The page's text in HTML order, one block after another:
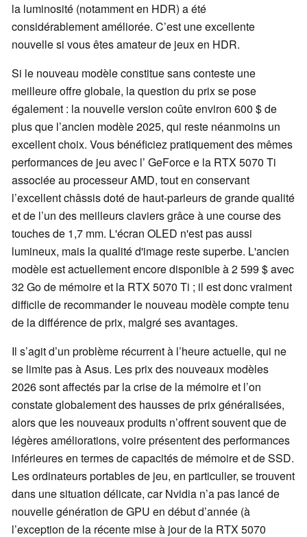
la luminosité (notamment en HDR) a été
considérablement améliorée. C’est une excellente
nouvelle si vous êtes amateur de jeux en HDR.
Si le nouveau modèle constitue sans conteste une
meilleure offre globale, la question du prix se pose
également : la nouvelle version coûte environ 600 $ de
plus que l’ancien modèle 2025, qui reste néanmoins un
excellent choix. Vous bénéficiez pratiquement des mêmes
performances de jeu avec l’ GeForce e la RTX 5070 Ti
associée au processeur AMD, tout en conservant
l’excellent châssis doté de haut-parleurs de grande qualité
et de l’un des meilleurs claviers grâce à une course des
touches de 1,7 mm. L'écran OLED n'est pas aussi
lumineux, mais la qualité d'image reste superbe. L'ancien
modèle est actuellement encore disponible à 2 599 $ avec
32 Go de mémoire et la RTX 5070 Ti ; il est donc vraiment
difficile de recommander le nouveau modèle compte tenu
de la différence de prix, malgré ses avantages.
Il s’agit d’un problème récurrent à l’heure actuelle, qui ne
se limite pas à Asus. Les prix des nouveaux modèles
2026 sont affectés par la crise de la mémoire et l’on
constate globalement des hausses de prix généralisées,
alors que les nouveaux produits n’offrent souvent que de
légères améliorations, voire présentent des performances
inférieures en termes de capacités de mémoire et de SSD.
Les ordinateurs portables de jeu, en particulier, se trouvent
dans une situation délicate, car Nvidia n’a pas lancé de
nouvelle génération de GPU en début d’année (à
l’exception de la récente mise à jour de la RTX 5070